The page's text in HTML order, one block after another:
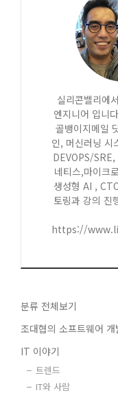
실리콘밸리에
엔지니어 입니
골뱅이지메일
인, 머신러닝 시
DEVOPS/SRE,
네티스,마이크
생성형 AI ,
토링과 강의
https://
분류 전체보기
조대협의 소프트웨어 개
IT 이야기
트렌드
IT와 사람